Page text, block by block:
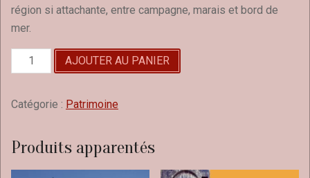
région si attachante, entre campagne, marais et bord de
mer.
quantité
de
églises
Océan
AJOUTER AU PANIER
Catégorie : Patrimoine
Produits apparentés